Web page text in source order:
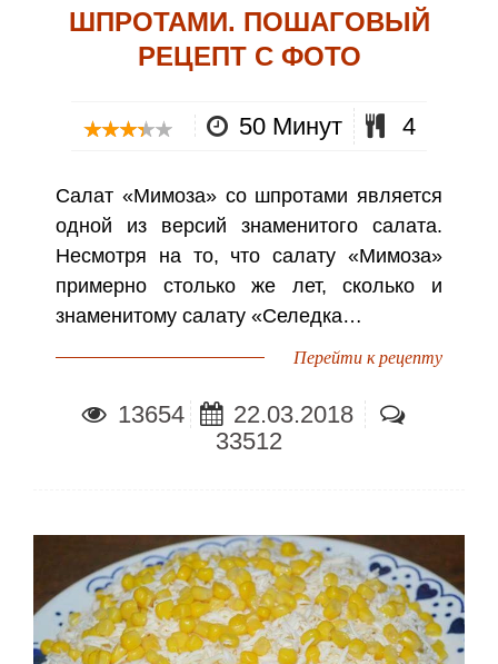
ШПРОТАМИ. ПОШАГОВЫЙ
РЕЦЕПТ С ФОТО
50 Минут 4
Салат «Мимоза» со шпротами является
одной из версий знаменитого салата.
Несмотря на то, что салату «Мимоза»
примерно столько же лет, сколько и
знаменитому салату «Селедка…
Перейти к рецепту
13654
22.03.2018
33512